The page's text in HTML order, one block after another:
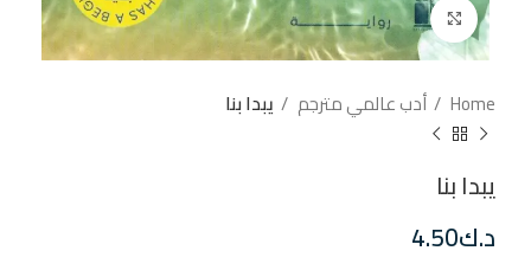
إضغط للتكبير
Home أدب عالمي مترجم يبدا بنا
يبدا بنا
د.ك4.50